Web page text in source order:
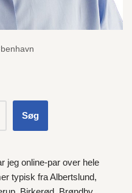
Søg
jeg online-par over hele
typisk fraAlbertslund,